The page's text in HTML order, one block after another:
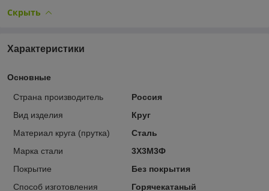
Скрыть
Характеристики
Основные
Страна производитель
Россия
Вид изделия
Круг
Материал круга (прутка)
Сталь
Марка стали
3Х3М3Ф
Покрытие
Без покрытия
Способ изготовления
Горячекатаный